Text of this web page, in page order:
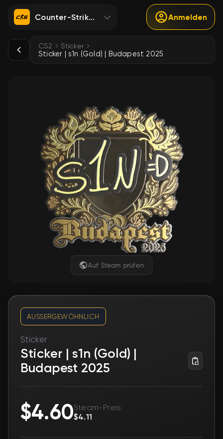
Counter-Strike 2 Anmelden
CS2 Sticker
Sticker | s1n (Gold) | Budapest 2025
Auf Steam prüfen
AUSSERGEWÖHNLICH
Sticker
Sticker | s1n (Gold) |
Budapest 2025
$4.60Steam-Preis:
$4.11